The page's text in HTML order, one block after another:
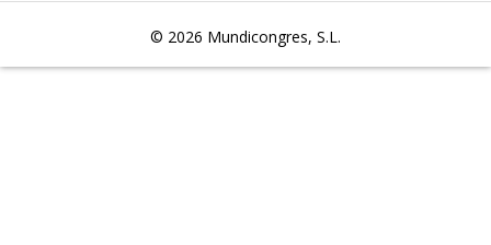
© 2026 Mundicongres, S.L.